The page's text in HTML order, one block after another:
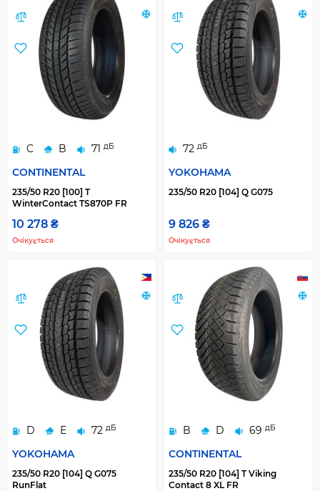
C B 71 дБ
CONTINENTAL
235/50 R20 [100] T
WinterContact TS870P FR
10 278 ₴
Очікується
72 дБ
YOKOHAMA
235/50 R20 [104] Q G075
9 826 ₴
Очікується
D E 72 дБ
YOKOHAMA
235/50 R20 [104] Q G075
RunFlat
B D 69 дБ
CONTINENTAL
235/50 R20 [104] T Viking
Contact 8 XL FR